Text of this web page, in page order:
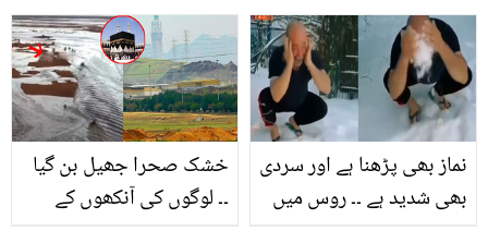
بس یہ سیٹننگ کرلیں،
بجلی کا بل بھی کم اور
استری بھی ہو فٹافٹ
جیتا؟ رنویر سنگھ نے بچپن
سے جڑا واقعہ سنا کر
مداحوں کو حیران کردیا
خشک صحرا جھیل بن گیا
۔۔ لوگوں کی آنکھوں کے
نماز بھی پڑھنا ہے اور سردی
بھی شدید ہے ۔۔ روس میں